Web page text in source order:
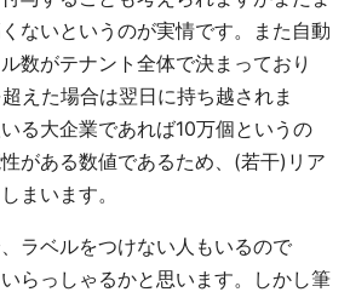
ないというのが実情です。また自動
数がテナント全体で決まっており
超えた場合は翌日に持ち越されま
る大企業であれば10万個というの
がある数値であるため、(若干)リア
まいます。
、ラベルをつけない人もいるので
らっしゃるかと思います。しかし筆